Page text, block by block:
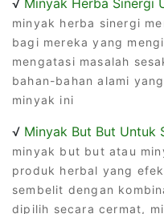
minyak herba sinergi
bagi mereka yang
mengatasi masalah
bahan-bahan alami
minyak ini
√ Minyak But But Untuk
minyak but but atau
produk herbal yang
sembelit dengan
dipilih secara cermat,